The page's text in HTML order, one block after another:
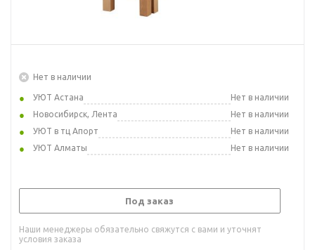
Нет в наличии
УЮТ Астана
Нет в наличии
Новосибирск, Лента
Нет в наличии
УЮТ в тц Апорт
Нет в наличии
УЮТ Алматы
Нет в наличии
Под заказ
Наши менеджеры обязательно свяжутся с вами и уточнят
условия заказа